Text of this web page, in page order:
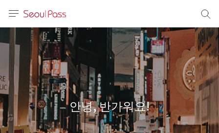
体)
안녕, 반가워요!